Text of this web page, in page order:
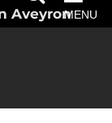
AveyronMENU